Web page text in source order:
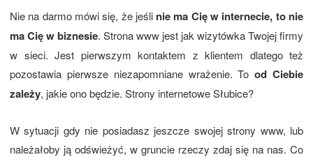
Nie na darmo mówi się, że jeśli nie ma Cię w internecie, to nie
ma Cię w biznesie. Strona www jest jak wizytówka Twojej firmy
w sieci. Jest pierwszym kontaktem z klientem dlatego też
pozostawia pierwsze niezapomniane wrażenie. Tood Ciebie
zależy, jakie ono będzie. Strony internetowe Słubice?
W sytuacji gdy nie posiadasz jeszcze swojej strony www, lub
należałoby ją odświeżyć, w gruncie rzeczy zdaj się na nas. Co